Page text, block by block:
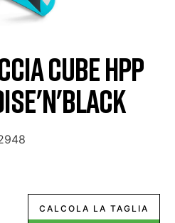
CUBE HPP
CALCOLA LA TAGLIA